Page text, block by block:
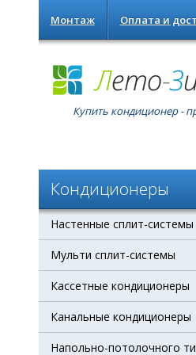
Монтаж Оплата и
Купить кондиционер -
Кондиционеры
Настенные сплит-системы
Мульти сплит-системы
Кассетные кондиционеры
Канальные кондиционеры
Напольно-потолочного